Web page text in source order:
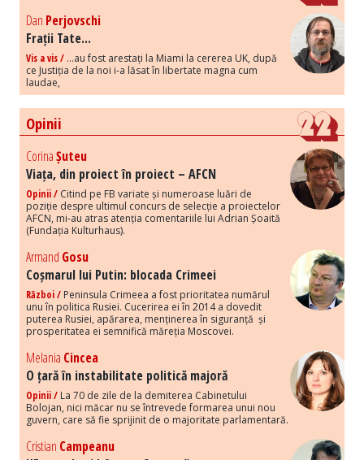
Dan Perjovschi
Frații Tate...
Vis a vis / ...au fost arestați la Miami la cererea UK, după
ce Justiția de la noi i-a lăsat în libertate magna cum
laudae,
Opinii
CorinaȘuteu
Viața, din proiect în proiect – AFCN
Opinii / Citind pe FB variate și numeroase luări de
poziție despre ultimul concurs de selecție a proiectelor
AFCN, mi-au atras atenția comentariile lui Adrian Șoaită
(Fundația Kulturhaus).
Armand Gosu
Coșmarul lui Putin: blocada Crimeei
Război / Peninsula Crimeea a fost prioritatea numărul
unu în politica Rusiei. Cucerirea ei în 2014 a dovedit
puterea Rusiei, apărarea, menținerea în siguranță și
prosperitatea ei semnifică măreția Moscovei.
Melania Cincea
O țară în instabilitate politică majoră
Opinii / La 70 de zile de la demiterea Cabinetului
Bolojan, nici măcar nu se întrevede formarea unui nou
guvern, care să fie sprijinit de o majoritate parlamentară.
Cristian Campeanu